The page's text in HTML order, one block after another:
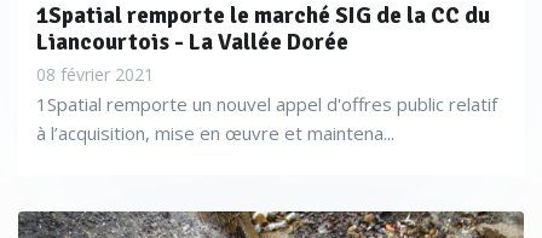
1Spatial remporte le marché SIG de la CC du
Liancourtois - La Vallée Dorée
08 février 2021
1Spatial remporte un nouvel appel d'offres public relatif
à l’acquisition, mise en œuvre et maintena...